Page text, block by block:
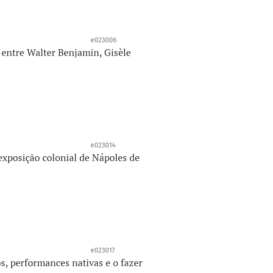
e023006
Walter Benjamin, Gisèle
e023014
colonial de Nápoles de
e023017
performances nativas e o fazer